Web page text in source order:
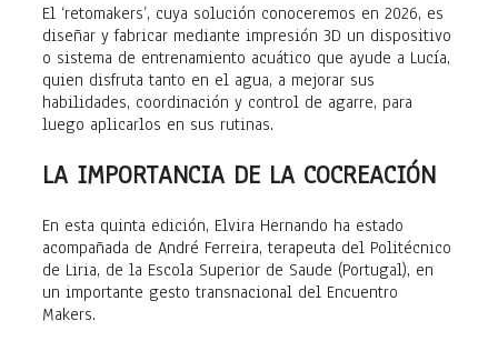
El ‘retomakers’, cuya solución conoceremos en 2026, es
diseñar y fabricar mediante impresión 3D un dispositivo
o sistema de entrenamiento acuático que ayude a Lucía,
quien disfruta tanto en el agua, a mejorar sus
habilidades, coordinación y control de agarre, para
luego aplicarlos en sus rutinas.
LA IMPORTANCIA DE LA COCREACIÓN
En esta quinta edición, Elvira Hernando ha estado
acompañada de André Ferreira, terapeuta del Politécnico
de Liria, de la Escola Superior de Saude (Portugal), en
un importante gesto transnacional del Encuentro
Makers.